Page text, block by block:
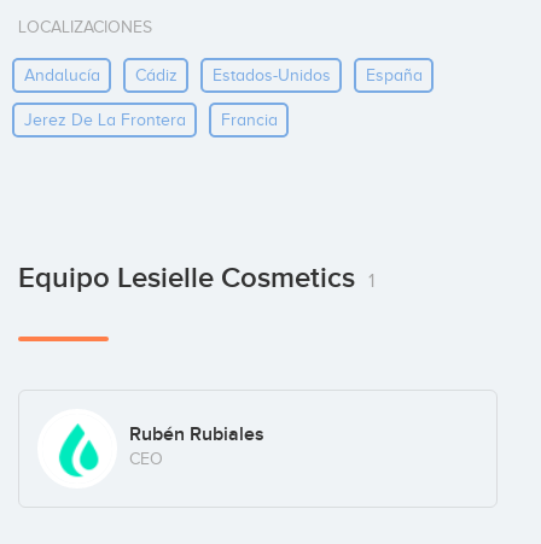
LOCALIZACIONES
Andalucía Cádiz Estados-Unidos España
Jerez De La Frontera Francia
Equipo Lesielle Cosmetics 1
Rubén Rubiales
CEO